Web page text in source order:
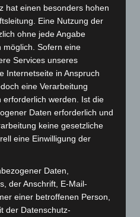
Fahrzeughalle bietet
eine Glasfassade offen
unter anderem:
hat einen besonders hohen
Eine Nutzung der
ohne jede Angabe
möglich. Sofern eine
Services unseres
Internetseite in Anspruch
eine Verarbeitung
werden. Ist die
Daten erforderlich und
keine gesetzliche
eine Einwilligung der
Daten,
der Anschrift, E-Mail-
einer betroffenen Person,
der Datenschutz-